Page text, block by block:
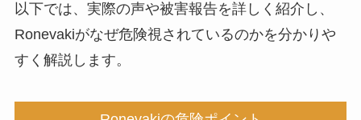
以下では、実際の声や被害報告を詳しく紹介し、
Ronevakiがなぜ危険視されているのかを分かりや
すく解説します。